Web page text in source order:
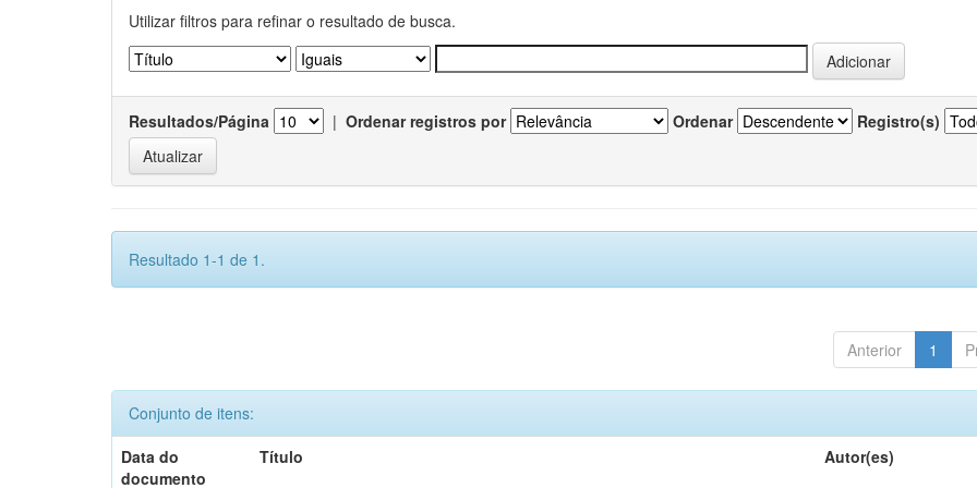
Utilizar filtros para refinar o resultado de busca.
Resultados/Página | Ordenar registros por Ordenar Registro(s)
Resultado 1-1 de 1.
Anterior 1
Conjunto de itens:
Data do
documento
Título Autor(es)